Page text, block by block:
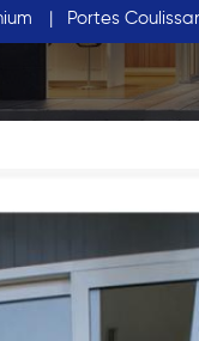
| Portes